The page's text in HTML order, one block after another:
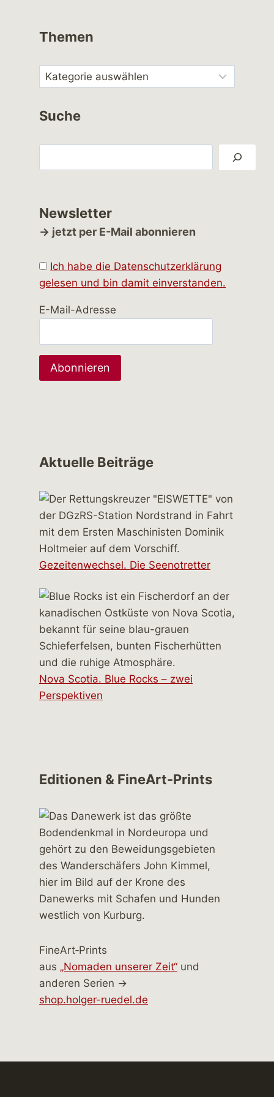
Themen
Suche
Newsletter
→ jetzt per E-Mail abonnieren
Ich habe die Datenschutzerklärung
gelesen und bin damit einverstanden.
E-Mail-Adresse
Aktuelle Beiträge
Gezeitenwechsel. Die Seenotretter
Nova Scotia. Blue Rocks – zwei
Perspektiven
Editionen & FineArt-Prints
FineArt‑Prints
aus „Nomaden unserer Zeit“ und
anderen Serien →
shop.holger-ruedel.de